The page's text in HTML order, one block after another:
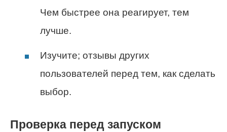
Чем быстрее она реагирует, тем
лучше.
Изучите; отзывы других
пользователей перед тем, как сделать
выбор.
Проверка перед запуском